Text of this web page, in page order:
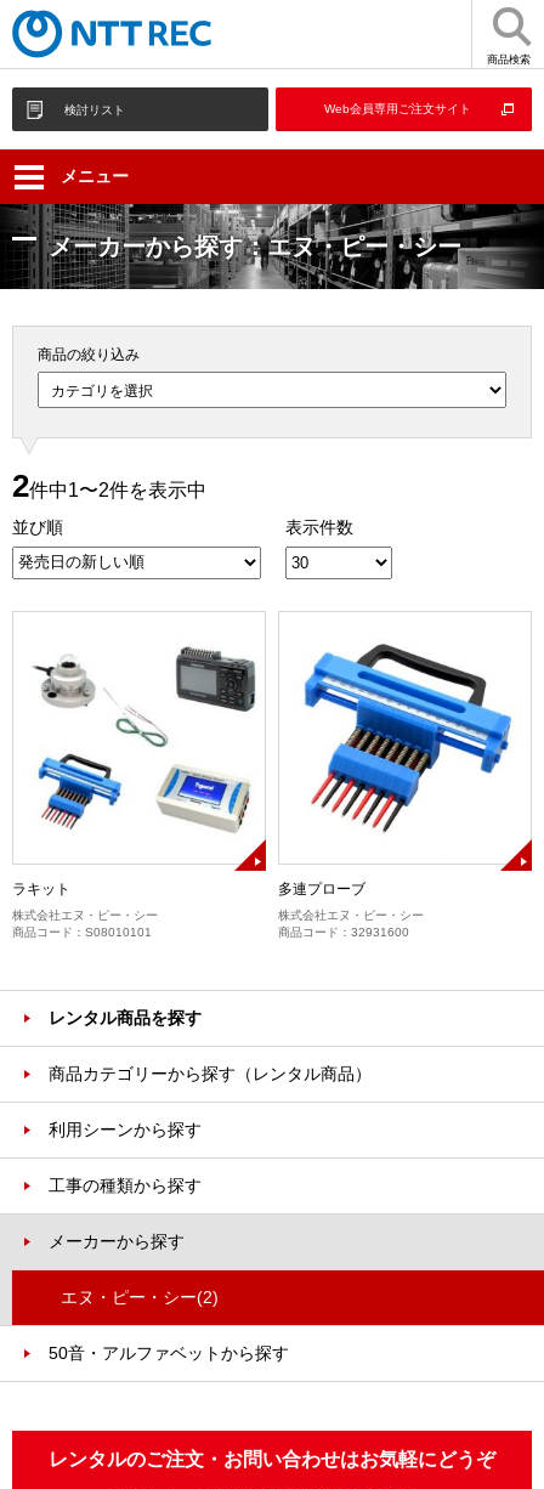
商品検索
検討リスト Web会員専用ご注文サイト
メニュー
メーカーから探す：エヌ・ピー・シー
商品の絞り込み
2件中1〜2件を表示中
並び順 表示件数
ラキット
株式会社エヌ・ピー・シー
商品コード：S08010101
多連プローブ
株式会社エヌ・ピー・シー
商品コード：32931600
レンタル商品を探す
商品カテゴリーから探す（レンタル商品）
利用シーンから探す
工事の種類から探す
メーカーから探す
エヌ・ピー・シー(2)
50音・アルファベットから探す
レンタルのご注文・お問い合わせはお気軽にどうぞ